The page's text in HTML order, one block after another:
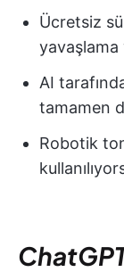
Ücretsiz
yavaşlama
AI
tamamen
Robotik